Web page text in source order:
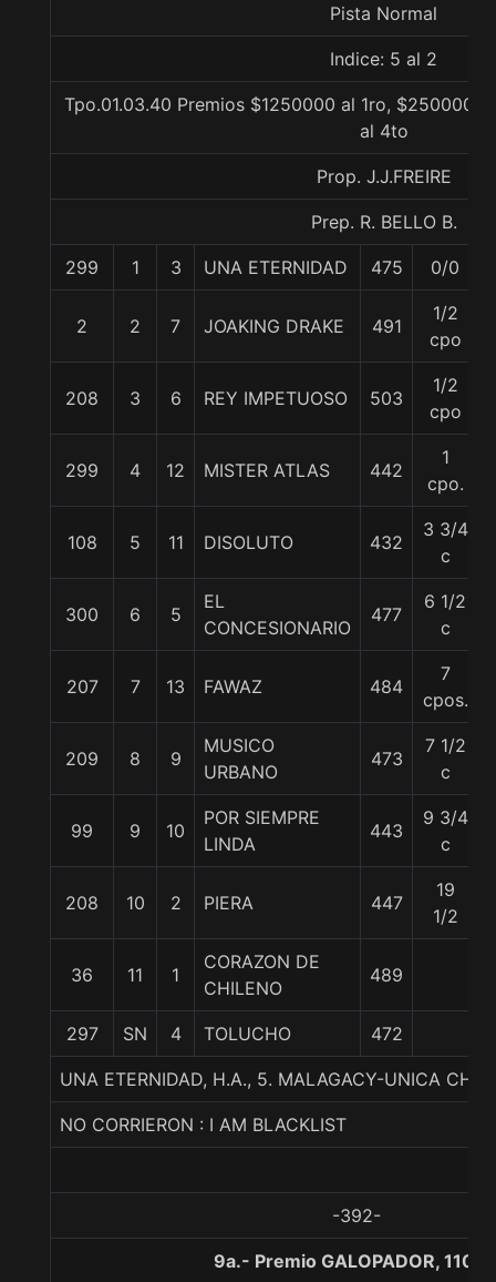
Pista Normal
Indice: 5 al 2
Tpo.01.03.40 Premios $1250000 al 1ro, $250000
al 4to
Prop. J.J.FREIRE
Prep. R. BELLO B.
299 1 3 UNA ETERNIDAD 475 0/0
2 2 7 JOAKING DRAKE 491
1/2
cpo
208 3 6 REY IMPETUOSO 503
1/2
cpo
299 4 12 MISTER ATLAS 442
1
cpo.
108 5 11 DISOLUTO 432
3 3/4
c
300 6 5
EL
CONCESIONARIO
477
6 1/2
c
207 7 13 FAWAZ 484
7
cpos.
209 8 9
MUSICO
URBANO
473
7 1/2
c
99 9 10
POR SIEMPRE
LINDA
443
9 3/4
c
208 10 2 PIERA 447
19
1/2
36 11 1
CORAZON DE
CHILENO
489
297 SN 4 TOLUCHO 472
UNA ETERNIDAD, H.A., 5. MALAGACY-UNICA
NO CORRIERON : I AM BLACKLIST
-392-
9a.- Premio GALOPADOR, 1100